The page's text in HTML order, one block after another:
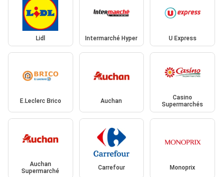
Lidl Intermarché Hyper U Express
E.Leclerc Brico Auchan
Casino
Supermarchés
Auchan
Supermarché
Carrefour Monoprix